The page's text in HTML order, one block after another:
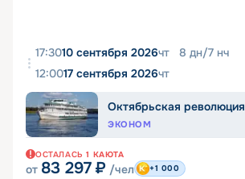
17:3010 сентября 2026чт 8 дн/7 нч
12:0017 сентября 2026чт
Октябрьская революция
ЭКОНОМ
ОСТАЛАСЬ 1 КАЮТА
от 83 297 ₽ /чел +1 000